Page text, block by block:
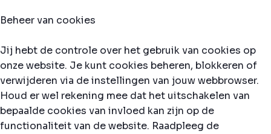
Beheer van cookies
Jij hebt de controle over het gebruik van cookies op
onze website. Je kunt cookies beheren, blokkeren of
verwijderen via de instellingen van jouw webbrowser.
Houd er wel rekening mee dat het uitschakelen van
bepaalde cookies van invloed kan zijn op de
functionaliteit van de website. Raadpleeg de